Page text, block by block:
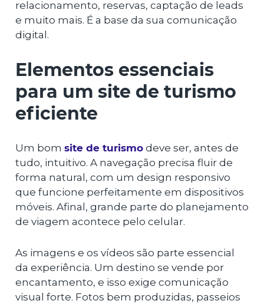
relacionamento, reservas, captação de leads
e muito mais. É a base da sua comunicação
digital.
Elementos essenciais
para um site de turismo
eficiente
Um bom site de turismo deve ser, antes de
tudo, intuitivo. A navegação precisa fluir de
forma natural, com um design responsivo
que funcione perfeitamente em dispositivos
móveis. Afinal, grande parte do planejamento
de viagem acontece pelo celular.
As imagens e os vídeos são parte essencial
da experiência. Um destino se vende por
encantamento, e isso exige comunicação
visual forte. Fotos bem produzidas, passeios